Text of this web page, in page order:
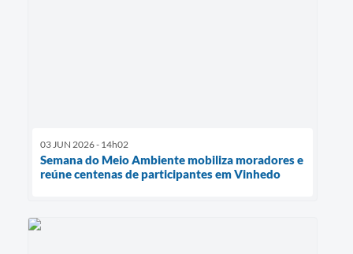
03 JUN 2026 - 14h02
Semana do Meio Ambiente mobiliza moradores e
reúne centenas de participantes em Vinhedo